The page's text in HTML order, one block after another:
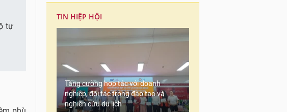
tự
TIN HIỆP HỘI
Tăng cường hợp tác với doanh
nghiệp, đối tác trong đào tạo và
nghiên cứu du lịch